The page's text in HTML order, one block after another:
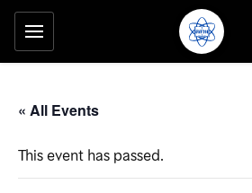
ข้ามไปยังเนื้อหาหลัก
เครื่องมือช่วยเหลือ
« All Events
This event has passed.